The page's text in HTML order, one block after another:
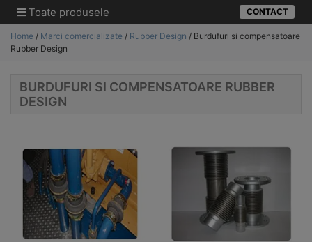
Toate produsele CONTACT
Home / Marci comercializate / Rubber Design / Burdufuri si compensatoare
Rubber Design
BURDUFURI SI COMPENSATOARE RUBBER
DESIGN